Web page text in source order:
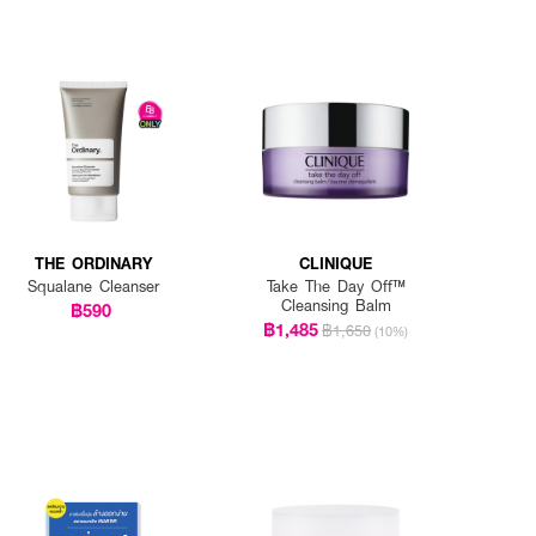
THE ORDINARY
Squalane Cleanser
฿590
CLINIQUE
Take The Day Off™
Cleansing Balm
฿1,485฿1,650 (10%)